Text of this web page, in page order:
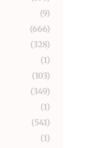
(9)
(666)
(328)
(1)
(103)
(349)
(1)
(541)
(1)